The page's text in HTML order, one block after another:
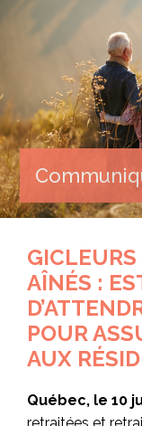
AÎNÉS :
POUR
AUX
Québec, le 10